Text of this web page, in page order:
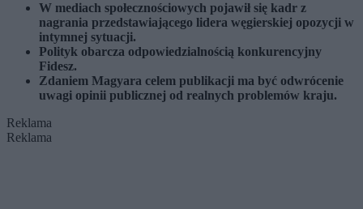
W mediach społecznościowych pojawił się kadr z
nagrania przedstawiającego lidera węgierskiej opozycji w
intymnej sytuacji.
Polityk obarcza odpowiedzialnością konkurencyjny
Fidesz.
Zdaniem Magyara celem publikacji ma być odwrócenie
uwagi opinii publicznej od realnych problemów kraju.
Reklama
Reklama